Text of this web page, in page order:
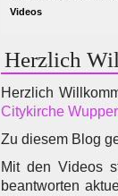
Videos
Herzlich
Herzlich
Citykirche
Zu diesem Blog
Mit den Videos
beantworten